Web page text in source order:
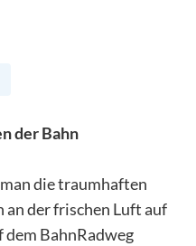
der Bahn
die traumhaften
an der frischen Luft auf
dem BahnRadweg